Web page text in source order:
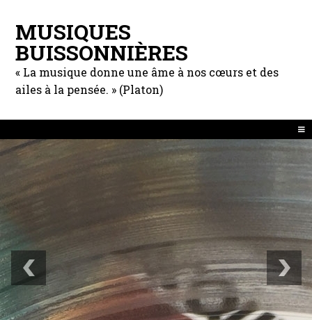
MUSIQUES
BUISSONNIÈRES
« La musique donne une âme à nos cœurs et des
ailes à la pensée. » (Platon)